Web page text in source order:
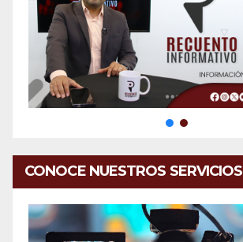
CONOCE NUESTROS SERVICIOS